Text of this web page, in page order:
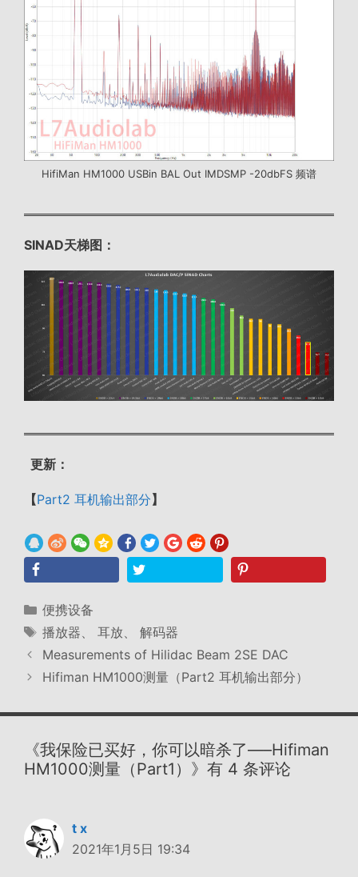
HifiMan HM1000 USBin BAL Out IMDSMP -20dbFS 频谱
SINAD天梯图：
更新：
【Part2 耳机输出部分】
分
类
便携设备
标
签
播放器、 耳放、 解码器
Measurements of Hilidac Beam 2SE DAC
Hifiman HM1000测量（Part2 耳机输出部分）
《我保险已买好，你可以暗杀了—–Hifiman
HM1000测量（Part1）》有 4 条评论
t x
2021年1月5日 19:34